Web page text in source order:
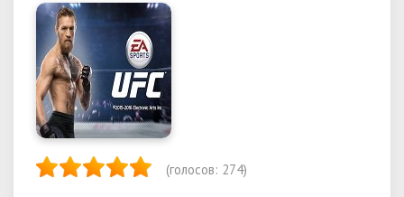
(голосов: 274)